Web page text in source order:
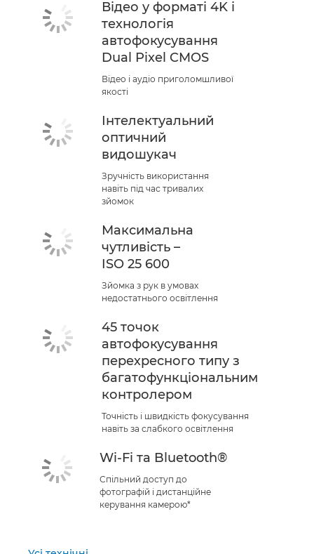
Відео у форматі 4K і
технологія
автофокусування
Dual Pixel CMOS
Відео і аудіо приголомшливої
якості
Інтелектуальний
оптичний
видошукач
Зручність використання
навіть під час тривалих
зйомок
Максимальна
чутливість –
ISO 25 600
Зйомка з рук в умовах
недостатнього освітлення
45 точок
автофокусування
перехресного типу з
багатофункціональним
контролером
Точність і швидкість фокусування
навіть за слабкого освітлення
Wi-Fi та Bluetooth®
Спільний доступ до
фотографій і дистанційне
керування камерою*